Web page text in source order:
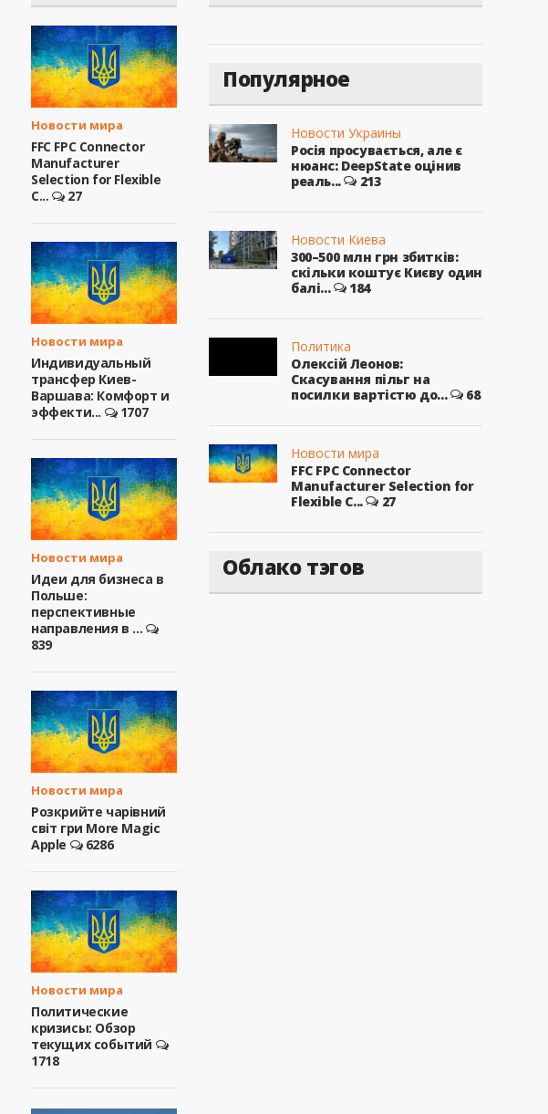
Новости мира
FFC FPC Connector
Manufacturer
Selection for Flexible
C...
27
Новости мира
Индивидуальный
трансфер Киев-
Варшава: Комфорт и
эффекти...
1707
Новости мира
Идеи для бизнеса в
Польше:
перспективные
направления в ...
839
Новости мира
Розкрийте чарівний
світ гри More Magic
Apple
6286
Новости мира
Политические
кризисы: Обзор
текущих событий
1718
Популярное
Новости Украины
Росія просувається, але є
нюанс: DeepState оцінив
реаль...
213
Новости Киева
300–500 млн грн збитків:
скільки коштує Києву один
балі...
184
Политика
Олексій Леонов:
Скасування пільг на
посилки вартістю до...
68
Новости мира
FFC FPC Connector
Manufacturer Selection for
Flexible C...
27
Облако тэгов